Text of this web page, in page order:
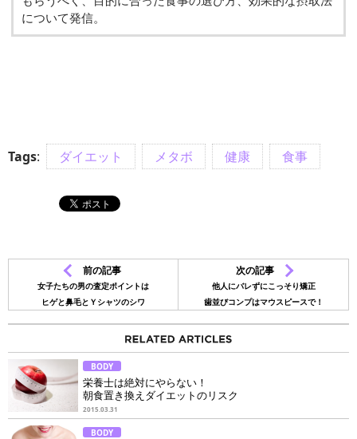
について発信。
Tags: ダイエット メタボ 健康 食事
前の記事
女子たちの男の査定ポイントは
ヒゲと鼻毛とＹシャツのシワ
次の記事
他人にバレずにこっそり矯正
歯並びコンプはマウスピースで！
BODY
栄養士は絶対にやらない！
朝食置き換えダイエットのリスク
2015.03.31
BODY